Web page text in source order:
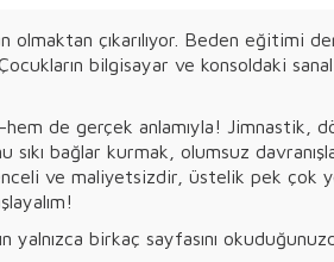
çıkarılıyor. Beden eğitimi
bilgisayar ve konsoldaki sanal
de gerçek anlamıyla! Jimnastik,
bağlar kurmak, olumsuz
ve maliyetsizdir, üstelik pek çok
birkaç sayfasını